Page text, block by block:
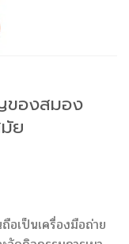
ของสมอง
ย
อเป็นเครื่องมือถ่าย